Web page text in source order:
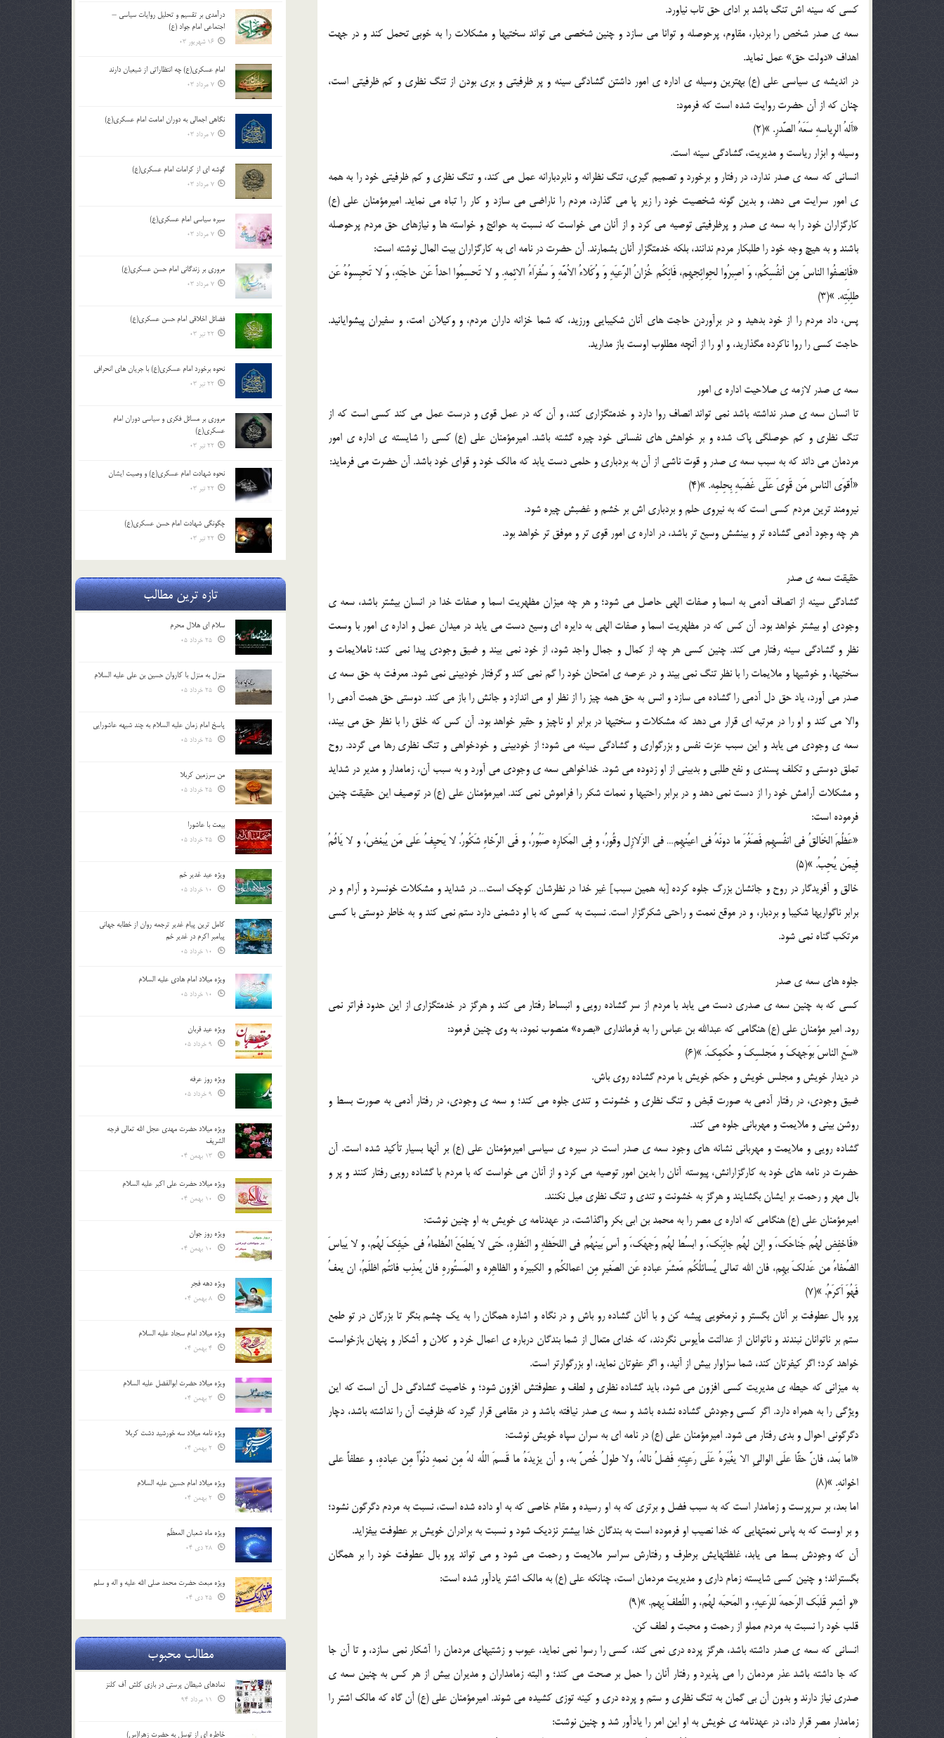
کسی که سینه اش تنگ باشد بر ادای حق تاب نیاورد.
سعه ی صدر شخص را بردبار، مقاوم، پرحوصله و توانا می سازد و چنین شخصی می تواند سختیها و مشکلات را به خوبی تحمل کند و در جهت
اهداف «دولت حق» عمل نماید.
در اندیشه ی سیاسی علی (ع) بهترین وسیله ی اداره ی امور داشتن گشادگی سینه و پر ظرفیتی و بری بودن از تنگ نظری و کم ظرفیتی است،
چنان که از آن حضرت روایت شده است که فرمود:
«اَلهُ الرِیاسهِ سَعَهُ الصَّدرِ. »(2)
وسیله و ابزار ریاست و مدیریت، گشادگی سینه است.
انسانی که سعه ی صدر ندارد، در رفتار و برخورد و تصمیم گیری، تنگ نظرانه و نابردبارانه عمل می کند، و تنگ نظری و کم ظرفیتی خود را به همه
ی امور سرایت می دهد، و بدین گونه شخصیت خود را زیر پا می گذارد، مردم را ناراضی می سازد و کار را تباه می نماید. امیرمؤمنان علی (ع)
کارگزاران خود را به سعه ی صدر و پرظرفیتی توصیه می کرد و از آنان می خواست که نسبت به حوائج و خواسته ها و نیازهای حق مردم پرحوصله
باشند و به هیچ وجه خود را طلبکار مردم ندانند، بلکه خدمتگزار آنان بشمارند. آن حضرت در نامه ای به کارگزاران بیت المال نوشته است:
«فَانِصفُوا الناسَ مِن أنفُسِکُم، وَ اصِبرُوا لحِوائِجهِم، فَانِکُم خُزانُ الرَّعیَهِ وَ وُکَلاءُ الاُمَّهِ وَ سُفرَاءُ الائِمهِ. و لا تَحسِمُوا احداً عَن حاجَتهِ، وَ لا تَحبِسوُهُ عَن
طلِبَتِه. »(3)
پس، داد مردم را از خود بدهید و در برآوردن حاجت های آنان شکیبایی ورزید، که شما خزانه داران مردم، و وکیلان امت، و سفیران پیشوایانید.
حاجت کسی را روا ناکرده مگذارید، و او را از آنچه مطلوب اوست باز مدارید.
سعه ی صدر لازمه ی صلاحیت اداره ی امور
تا انسان سعه ی صدر نداشته باشد نمی تواند انصاف روا دارد و خدمتگزاری کند، و آن که در عمل قوی و درست عمل می کند کسی است که از
تنگ نظری و کم حوصلگی پاک شده و بر خواهش های نفسانی خود چیره گشته باشد. امیرمؤمنان علی (ع) کسی را شایسته ی اداره ی امور
مردمان می داند که به سبب سعه ی صدر و قوت ناشی از آن به بردباری و حلمی دست یابد که مالک خود و قوای خود باشد. آن حضرت می فرماید:
«أَقوَی الناسِ مَن قَوِیَ عَلَی غَضَبهِ بِحِلمِه. »(4)
نیرومند ترین مردم کسی است که به نیروی حلم و بردباری اش بر خشم و غضبش چیره شود.
هر چه وجود آدمی گشاده تر و بینشش وسیع تر باشد، در اداره ی امور قوی تر و موفق تر خواهد بود.
حقیقت سعه ی صدر
گشادگی سینه از اتصاف آدمی به اسما و صفات الهی حاصل می شود؛ و هر چه میزان مظهریت اسما و صفات خدا در انسان بیشتر باشد، سعه ی
وجودی او بیشتر خواهد بود. آن کس که در مظهریت اسما و صفات الهی به دایره ای وسیع دست می یابد در میدان عمل و اداره ی امور با وسعت
نظر و گشادگی سینه رفتار می کند. چنین کسی هر چه از کمال و جمال واجد شود، از خود نمی بیند و ضیق وجودی پیدا نمی کند؛ ناملایمات و
سختیها، و خوشیها و ملایمات را با نظر تنگ نمی بیند و در عرصه ی امتحان خود را گم نمی کند و گرفتار خودبینی نمی شود. معرفت به حق سعه ی
صدر می آورد، یاد حق دل آدمی را گشاده می سازد و انس به حق همه چیز را از نظر او می اندازد و جانش را باز می کند. دوستی حق همت آدمی را
والا می کند و او را در مرتبه ای قرار می دهد که مشکلات و سختیها در برابر او ناچیز و حقیر خواهد بود. آن کس که خلق را با نظر حق می بیند،
سعه ی وجودی می یابد و این سبب عزت نفس و بزرگواری و گشادگی سینه می شود؛ از خودبینی و خودخواهی و تنگ نظری رها می گردد. روح
تملق دوستی و تکلف پسندی و نفع طلبی و بدبینی از او زدوده می شود. خداخواهی سعه ی وجودی می آورد و به سبب آن، زمامدار و مدیر در شداید
و مشکلات آرامش خود را از دست نمی دهد و در برابر راحتیها و نعمات شکر را فراموش نمی کند. امیرمؤمنان علی (ع) در توصیف این حقیقت چنین
فرموده است:
«عَظُمَ الخَالقُ فی انفُسهِم فَصَغُرَ ما دونَهُ فی اعیُنهِم… فی الزَلازِل وقُورُ، و فِی المَکارِه صَبُورُ، و فَی الرَّخاءِ شَکُورُ. لا یَحیِفُ عَلی مَن یُبغضُ، و لا یَاثُمُ
فِیمَن یُحِبُ. »(5)
خالق و آفریدگار در روح و جانشان بزرگ جلوه کرده [به همین سبب] غیر خدا در نظرشان کوچک است… در شداید و مشکلات خونسرد و آرام و در
برابر ناگواریها شکیبا و بردبار، و در موقع نعمت و راحتی شکرگزار است. نسبت به کسی که با او دشمنی دارد ستم نمی کند و به خاطر دوستی با کسی
مرتکب گناه نمی شود.
جلوه های سعه ی صدر
کسی که به چنین سعه ی صدری دست می یابد با مردم از سر گشاده رویی و انبساط رفتار می کند و هرگز در خدمتگزاری از این حدود فراتر نمی
رود. امیر مؤمنان علی (ع) هنگامی که عبدالله بن عباس را به فرمانداری «بصره» منصوب نمود، به وی چنین فرمود:
«سَعِ الناسَ بوَجهکَ و مَجلسِکَ و حُکمِکَ. »(6)
در دیدار خویش و مجلس خویش و حکم خویش با مردم گشاده روی باش.
ضیق وجودی، در رفتار آدمی به صورت قبض و تنگ نظری و خشونت و تندی جلوه می کند؛ و سعه ی وجودی، در رفتار آدمی به صورت بسط و
روشن بینی و ملایمت و مهربانی جلوه می کند.
گشاده رویی و ملایمت و مهربانی نشانه های وجود سعه ی صدر است در سیره ی سیاسی امیرمؤمنان علی (ع) بر آنها بسیار تأکید شده است. آن
حضرت در نامه های خود به کارگزارانش، پیوسته آنان را بدین امور توصیه می کرد و از آنان می خواست که با مردم با گشاده رویی رفتار کنند و پر و
بال مهر و رحمت بر ایشان بگشایند و هرگز به خشونت و تندی و تنگ نظری میل نکنند.
امیرمؤمنان علی (ع) هنگامی که اداره ی مصر را به محمد بن ابی بکر واگذاشت، در عهدنامه ی خویش به او چنین نوشت:
«فَاخفِض لهُم جَناحَک،َ و الِن لهُم جانِبَک،َ و ابسُط لهُم وَجهَک،َ و آسِ َبینهُم فی اللحَظهِ و النَظرهِ، حَتی لا یَطمَعَ العُظماءُ فی حَیفِکَ لهُم، و لا یَیاسَ
الضُعفاءُ من عَدلکَ بهِم، فان الله تعالی یُسائلُکُم مَعشَر عبادهِ عَن الصَغیرِ مِن اعمالکُم و الکبیرَه و الظاهِره و المَستُورهِ فان یُعذِب فانتُم اظلَمُ، ان یعفُ
فَهُوَ اَکرَمُ. »(7)
پرو بال عطوفت بر آنان بگستر و نرمخویی پیشه کن و با آنان گشاده رو باش و در نگاه و اشاره همگان را به یک چشم بنگر تا بزرگان در تو طمع
ستم بر ناتوانان نبندند و ناتوانان از عدالتت مأیوس نگردند، که خدای متعال از شما بندگان درباره ی اعمال خرد و کلان و آشکار و پنهان بازخواست
خواهد کرد؛ اگر کیفرتان کند، شما سزاوار بیش از آنید، و اگر عفوتان نماید، او بزرگوارتر است.
به میزانی که حیطه ی مدیریت کسی افزون می شود، باید گشاده نظری و لطف و عطوفتش افزون شود؛ و خاصیت گشادگی دل آن است که این
ویژگی را به همراه دارد. اگر کسی وجودش گشاده نشده باشد و سعه ی صدر نیافته باشد و در مقامی قرار گیرد که ظرفیت آن را نداشته باشد، دچار
دگرگونی احوال و بدی رفتار می شود. امیرمؤمنان علی (ع) در نامه ای به سران سپاه خویش نوشت:
«اما بَعد، فانَّ حقَّا علَی الوالیِ الا یغُیَرهُ عَلَی رَعیِتهِ فَضلُ نالهُ، ولا طولُ خُصَّ به، و أَن یزیدَهُ ما قَسمَ اللُه لهُ مِن نعمهِ دنُوُاً مِن عبادهِ، و عطفاً علی
اخوانهِ. »(8)
اما بعد، بر سرپرست و زمامدار است که به سبب فضل و برتری که به او رسیده و مقام خاصی که به او داده شده است، نسبت به مردم دگرگون نشود؛
و بر اوست که به پاس نعمتهایی که خدا نصیب او فرموده است به بندگان خدا بیشتر نزدیک شود و نسبت به برادران خویش بر عطوفت بیفزاید.
آن که وجودش بسط می یابد، غلظتهایش برطرف و رفتارش سراسر ملایمت و رحمت می شود و می تواند پرو بال عطوفت خود را بر همگان
بگستراند؛ و چنین کسی شایسته زمام داری و مدیریت مردمان است، چنانکه علی (ع) به مالک اشتر یادآور شده است:
«و أشِعر قَلبَک الرَحمهَ للرَعیهِ، و المَحبَه لهُم، و اللُطفَ بِهم. »(9)
قلب خود را نسبت به مردم مملو از رحمت و محبت و لطف کن.
انسانی که سعه ی صدر داشته باشد، هرگز پرده دری نمی کند، کسی را رسوا نمی نماید، عیوب و زشتیهای مردمان را آشکار نمی سازد، و تا آن جا
که جا داشته باشد عذر مردمان را می پذیرد و رفتار آنان را حمل بر صحت می کند؛ و البته زمامداران و مدیران بیش از هر کس به چنین سعه ی
صدری نیاز دارند و بدون آن بی گمان به تنگ نظری و ستم و پرده دری و کینه توزی کشیده می شوند. امیرمؤمنان علی (ع) آن گاه که مالک اشتر را
زمامدار مصر قرار داد، در عهدنامه ی خویش به او این امر را یادآور شد و چنین نوشت:
درآمدی بر تقسیم و تحلیل روایات سیاسی –
اجتماعی امام جواد (ع)
16 شهریور 03
امام عسکری(ع) چه انتظاراتی از شیعیان دارند
7 مرداد 03
نگاهی اجمالی به دوران امامت امام عسکری(ع)
7 مرداد 03
گوشه ای از کرامات امام عسکری(ع)
7 مرداد 03
سیره سیاسی امام عسکری(ع)
7 مرداد 03
مروری بر زندگانی امام حسن عسکری(ع)
7 مرداد 03
فضائل اخلاقی امام حسن عسکری(ع)
22 تیر 03
نحوه برخورد امام عسکری(ع) با جریان های انحرافی
22 تیر 03
مروری بر مسائل فکری و سیاسی دوران امام
عسکری(ع)
22 تیر 03
نحوه شهادت امام عسکری(ع) و وصیت ایشان
22 تیر 03
چگونگی شهادت امام حسن عسکری(ع)
22 تیر 03
تازه ترین مطالب
سلام ای هلال محرم
منزل به منزل با کاروان حسین بن علی علیه السلام
پاسخ امام زمان علیه السلام به چند شبهه عاشورایی
من سرزمین کربلا
بیعت با عاشورا
ویژه عید غدیر خم
کامل ترین پیام غدیر ترجمه روان از خطابه جهانی
پیامبر اکرم در غدیر خم
ویژه میلاد امام هادی علیه السلام
ویژه عید قربان
ویژه روز عرفه
ویژه میلاد حضرت مهدی عجل الله تعالی فرجه
الشريف
ویژه میلاد حضرت علی اکبر علیه السلام
ویژه روز جوان
ویژه دهه فجر
ویژه میلاد امام سجاد علیه السلام
ویژه میلاد حضرت ابوالفضل علیه السلام
ویژه نامه میلاد سه خورشید دشت کربلا
ویژه میلاد امام حسین علیه السلام
ویژه ماه شعبان المعظّم
ویژه مبعث حضرت محمد صلی الله علیه و اله و سلم
مطالب محبوب
نمادهای شیطان پرستی در بازی کلش آف کلنز
خاطره ای از توسل به حضرت زهرا(س)